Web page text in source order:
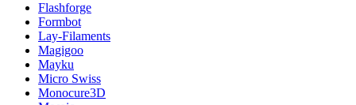
Flashforge
Formbot
Lay-Filaments
Magigoo
Mayku
Micro Swiss
Monocure3D